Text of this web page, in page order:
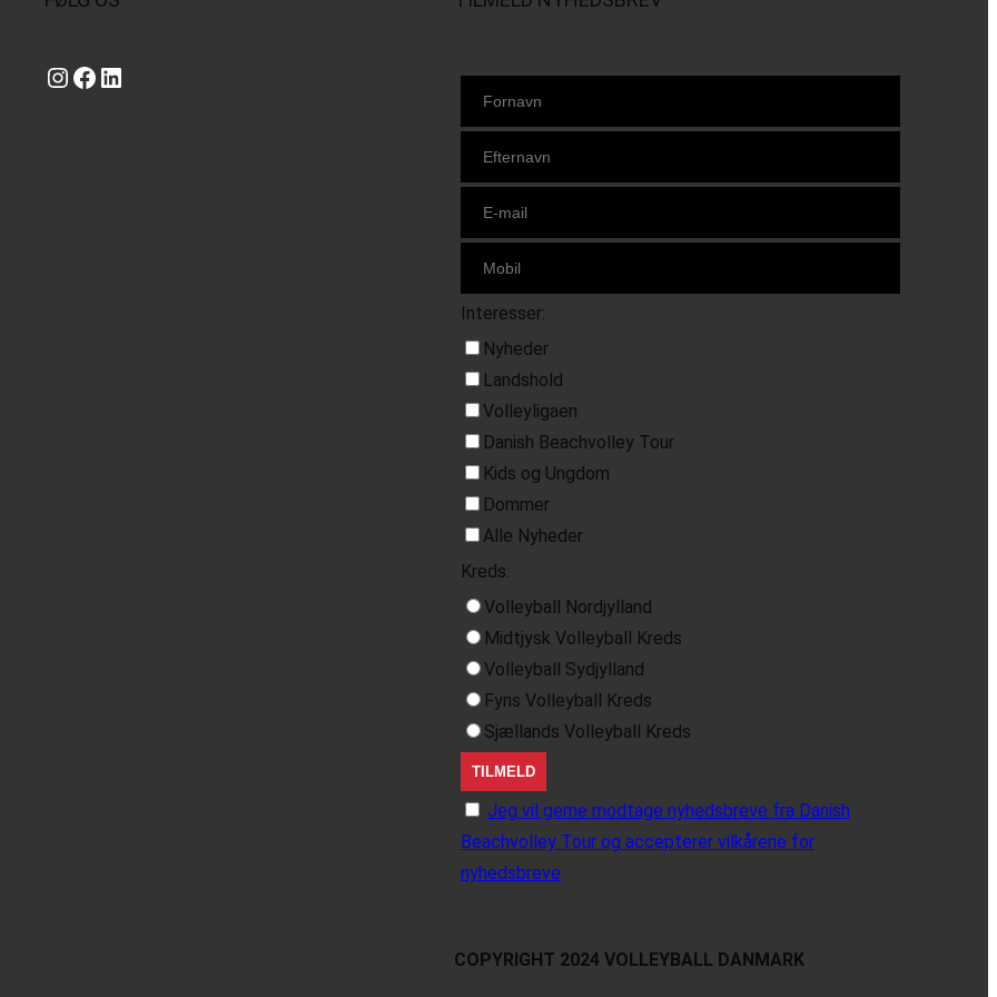
Instagram https://www.facebook.com/danishbeachvolleytour LinkedIn
Interesser:
Nyheder
Landshold
Volleyligaen
Danish Beachvolley Tour
Kids og Ungdom
Dommer
Alle Nyheder
Kreds:
Volleyball Nordjylland
Midtjysk Volleyball Kreds
Volleyball Sydjylland
Fyns Volleyball Kreds
Sjællands Volleyball Kreds
Jeg vil gerne modtage nyhedsbreve fra Danish
Beachvolley Tour og accepterer vilkårene for
nyhedsbreve
COPYRIGHT 2024 VOLLEYBALL DANMARK